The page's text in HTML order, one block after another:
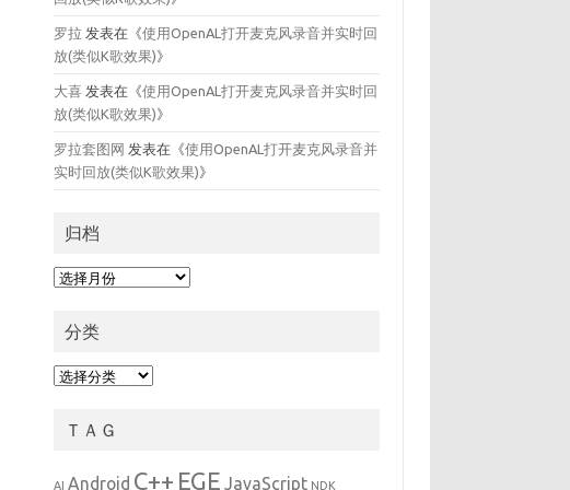
罗拉 发表在《使用OpenAL打开麦克风录音并实时回
放(类似K歌效果)》
大喜 发表在《使用OpenAL打开麦克风录音并实时回
放(类似K歌效果)》
罗拉套图网 发表在《使用OpenAL打开麦克风录音并
实时回放(类似K歌效果)》
归档
归
分类
分
ＴＡＧ
AI Android C++ EGE JavaScript NDK